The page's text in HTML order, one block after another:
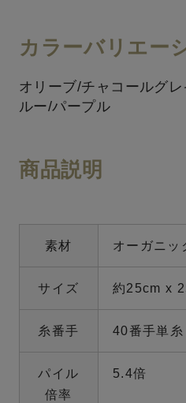
カラーバリエー
オリーブ/チャコールグ
ルー/パープル
商品説明
素材 オーガニッ
サイズ 約25cm x
糸番手 40番手単
パイル
倍率
5.4倍